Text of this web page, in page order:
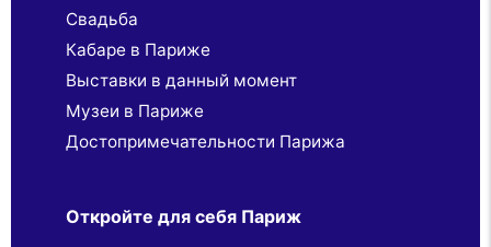
Свадьба
Кабаре в Париже
Выставки в данный момент
Музеи в Париже
Достопримечательности Парижа
Откройте для себя Париж